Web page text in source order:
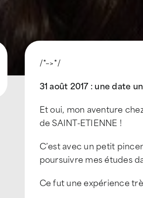
/*–>*/
31 août 2017 : une date
Et oui, mon aventure
de SAINT-ETIENNE !
C’est avec un petit
poursuivre mes études
Ce fut une expérience